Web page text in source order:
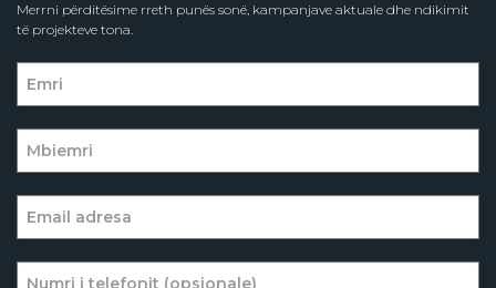
Merrni përditësime rreth punës sonë, kampanjave aktuale dhe ndikimit
të projekteve tona.